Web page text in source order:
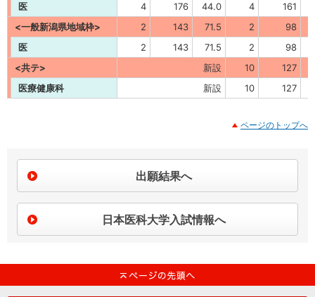
医
4 176 44.0 4 161
<一般新潟県地域枠>
2 143 71.5 2 98
医
2 143 71.5 2 98
<共テ>
新設 10 127
医療健康科
新設 10 127
ページのトップへ
出願結果へ
日本医科大学入試情報へ